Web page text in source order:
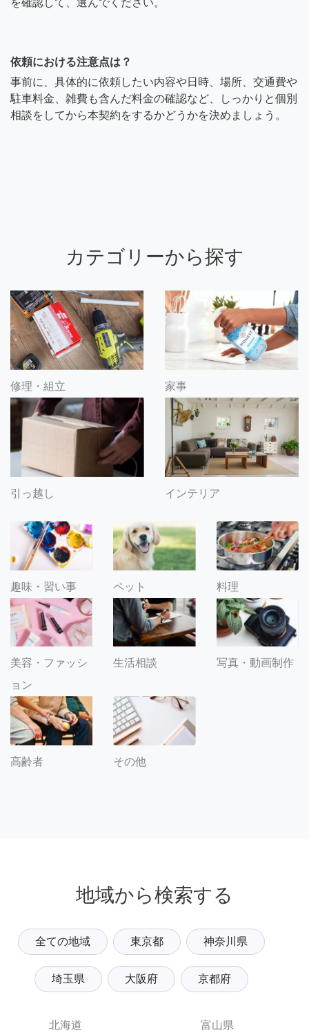
を確認して、選んでください。
依頼における注意点は？
事前に、具体的に依頼したい内容や日時、場所、交通費や
駐車料金、雑費も含んだ料金の確認など、しっかりと個別
相談をしてから本契約をするかどうかを決めましょう。
カテゴリーから探す
修理・組立 家事
引っ越し インテリア
趣味・習い事 ペット 料理
美容・ファッシ
ョン
生活相談 写真・動画制作
高齢者 その他
地域から検索する
全ての地域 東京都 神奈川県
埼玉県 大阪府 京都府
北海道
富山県